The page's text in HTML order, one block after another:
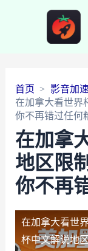
首页
影音加
在加拿大看世界
你不再错过任何
在加拿
地区限
你不再
在加拿大看世
杯中文解说地